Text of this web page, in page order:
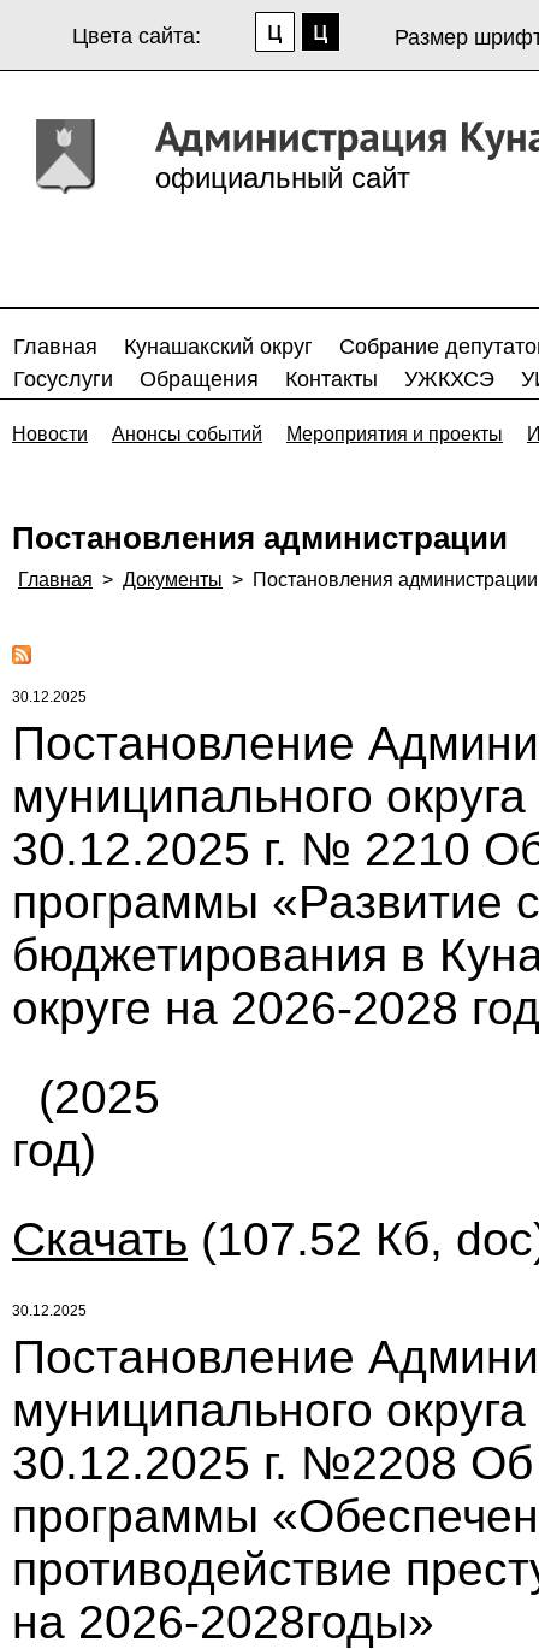
Цвета сайта: Размер
официальный сайт
Главная Кунашакский округ
Собрание
Госуслуги
Обращения Контакты УЖКХСЭ
Новости Анонсы событий Мероприятия и проекты
Постановления администрации
Главная > Документы > Постановления администрации
30.12.2025
Постановление
муниципального
30.12.2025 г. № 2210
программы «Развитие
бюджетирования в
округе на 2026-2028
(2025
год)
Скачать (107.52 Кб,
30.12.2025
Постановление
муниципального
30.12.2025 г. №2208
программы
противодействие
на 2026-2028годы»